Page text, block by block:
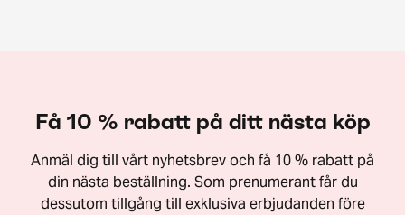
Få 10 % rabatt på ditt nästa köp
Anmäl dig till vårt nyhetsbrev och få 10 % rabatt på
din nästa beställning. Som prenumerant får du
dessutom tillgång till exklusiva erbjudanden före